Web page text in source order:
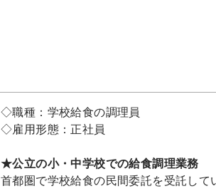
◇職種：学校給食の調理員
◇雇用形態：正社員
★公立の小・中学校での給食調理業務
首都圏で学校給食の民間委託を受託して